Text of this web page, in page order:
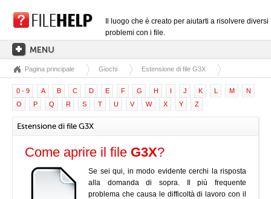
Il luogo che è creato per aiutarti a risolvere diversi
problemi con i file.
PAGINA PRINCIPALE
CATEGORIE DELLE ESTENSIONI
CATEGORIE DEI DRIVER
FILE DLL
CONVERSIONI DI FILE
SOFTWARE
Pagina principale Giochi Estensione di file G3X
0 - 9 A B C D E F G H I J K L M
N
O
P Q R S T U V W X Y Z
Estensione di file G3X
Come aprire il file G3X?
Se sei qui, in modo evidente cerchi la risposta
alla domanda di sopra. Il più frequente
problema che causa le difficoltà di lavoro con il